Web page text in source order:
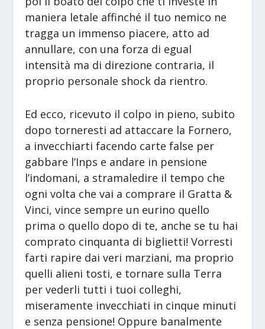
maniera letale affinché il tuo nemico ne
tragga un immenso piacere, atto ad
annullare, con una forza di egual
intensità ma di direzione contraria, il
proprio personale shock da rientro.
Ed ecco, ricevuto il colpo in pieno, subito
dopo torneresti ad attaccare la Fornero,
a invecchiarti facendo carte false per
gabbare l’Inps e andare in pensione
l’indomani, a stramaledire il tempo che
ogni volta che vai a comprare il Gratta &
Vinci, vince sempre un eurino quello
prima o quello dopo di te, anche se tu hai
comprato cinquanta di biglietti! Vorresti
farti rapire dai veri marziani, ma proprio
quelli alieni tosti, e tornare sulla Terra
per vederli tutti i tuoi colleghi,
miseramente invecchiati in cinque minuti
e senza pensione! Oppure banalmente